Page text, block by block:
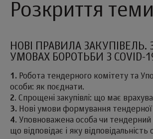
Розкриття теми
НОВІ ПРАВИЛА ЗАКУПІВЕЛЬ.
УМОВАХ БОРОТЬБИ З COVID-
1. Робота тендерного комітету та
особи: як поєднати.
2. Спрощені закупівлі: що має
3. Нові умови формування тендерної
4. Уповноважена особа чи тендерний
що відповідає і яку відповідальність